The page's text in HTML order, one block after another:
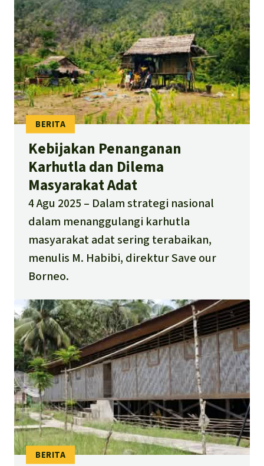
Kebijakan Penanganan
Karhutla dan Dilema
Masyarakat Adat
4 Agu 2025
Dalam strategi nasional
dalam menanggulangi karhutla
masyarakat adat sering terabaikan,
menulis M. Habibi, direktur Save our
Borneo.